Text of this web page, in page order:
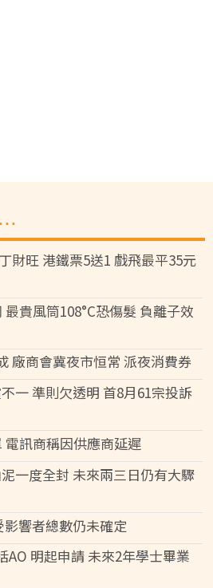
財旺 港鐵票5送1 戲飛最平35元
貴風筒108°C恐傷髮 負離子效
廠商會冀夜市恒常 派夜消費券
一 準則欠透明 首8月61宗投訴
訊商稱因供應商延遲
一度全封 未來兩三日仍有大驟
響者總數仍未確定
AO 明起申請 未來2年學士畢業